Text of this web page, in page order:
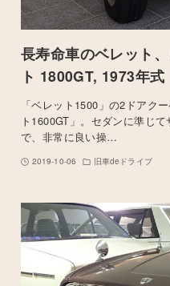
長寿命車のベレット
ト 1800GT, 1973年式
「ベレット1500」の2ドアク
ト1600GT」。セダンに準じ
で、非常に良い操…
2019-10-06 旧車deドライブ